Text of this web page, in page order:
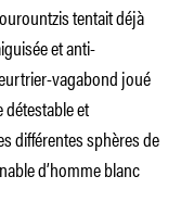
tentait déjà
et anti-
vagabond joué
et
différentes sphères de
d’homme blanc